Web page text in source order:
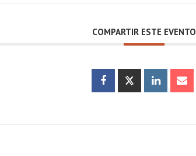
COMPARTIR ESTE EVENTO